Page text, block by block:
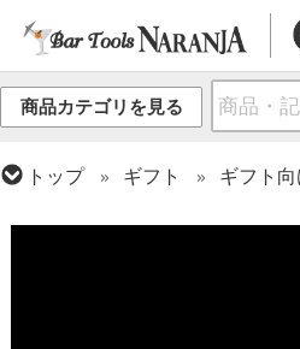
商品カテゴリを見る
トップ ギフト
ギフト
トップ グラス・カップ